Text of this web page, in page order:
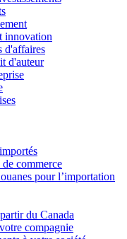
innovation
d'affaires
d'auteur
commerce
pour l’importation
du Canada
compagnie